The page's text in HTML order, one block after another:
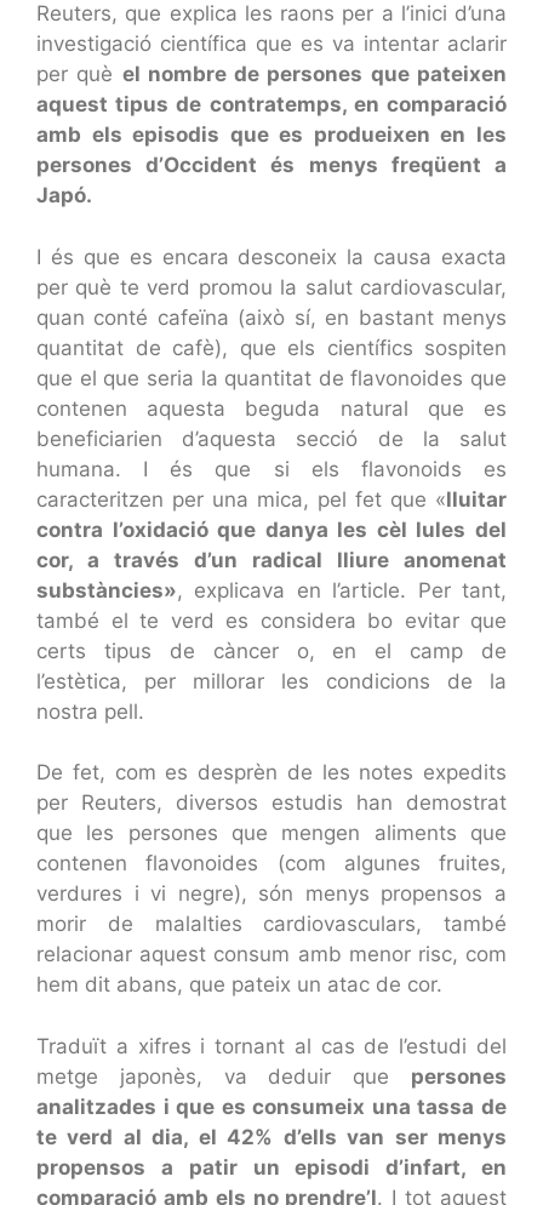
Reuters, que explica les raons per a l’inici d’una
investigació científica que es va intentar aclarir
per què el nombre de persones que pateixen
aquest tipus de contratemps, en comparació
amb els episodis que es produeixen en les
persones d’Occident és menys freqüent a
Japó.
I és que es encara desconeix la causa exacta
per què te verd promou la salut cardiovascular,
quan conté cafeïna (això sí, en bastant menys
quantitat de cafè), que els científics sospiten
que el que seria la quantitat de flavonoides que
contenen aquesta beguda natural que es
beneficiarien d’aquesta secció de la salut
humana. I és que si els flavonoids es
caracteritzen per una mica, pel fet que «lluitar
contra l’oxidació que danya les cèl lules del
cor, a través d’un radical lliure anomenat
substàncies», explicava en l’article. Per tant,
també el te verd es considera bo evitar que
certs tipus de càncer o, en el camp de
l’estètica, per millorar les condicions de la
nostra pell.
De fet, com es desprèn de les notes expedits
per Reuters, diversos estudis han demostrat
que les persones que mengen aliments que
contenen flavonoides (com algunes fruites,
verdures i vi negre), són menys propensos a
morir de malalties cardiovasculars, també
relacionar aquest consum amb menor risc, com
hem dit abans, que pateix un atac de cor.
Traduït a xifres i tornant al cas de l’estudi del
metge japonès, va deduir que persones
analitzades i que es consumeix una tassa de
te verd al dia, el 42% d’ells van ser menys
propensos a patir un episodi d’infart, en
comparació amb els no prendre’l. I tot aquest